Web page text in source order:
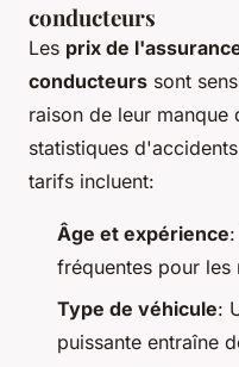
conducteurs
Les prix de
conducteurs sont
raison de leur
statistiques
tarifs incluent:
Âge et expérience
fréquentes pour les
Type de véhicule:
puissante entraîne